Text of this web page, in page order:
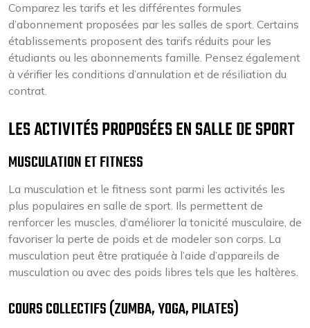
Comparez les tarifs et les différentes formules
d’abonnement proposées par les salles de sport. Certains
établissements proposent des tarifs réduits pour les
étudiants ou les abonnements famille. Pensez également
à vérifier les conditions d’annulation et de résiliation du
contrat.
LES ACTIVITÉS PROPOSÉES EN SALLE DE SPORT
MUSCULATION ET FITNESS
La musculation et le fitness sont parmi les activités les
plus populaires en salle de sport. Ils permettent de
renforcer les muscles, d’améliorer la tonicité musculaire, de
favoriser la perte de poids et de modeler son corps. La
musculation peut être pratiquée à l’aide d’appareils de
musculation ou avec des poids libres tels que les haltères.
COURS COLLECTIFS (ZUMBA, YOGA, PILATES)